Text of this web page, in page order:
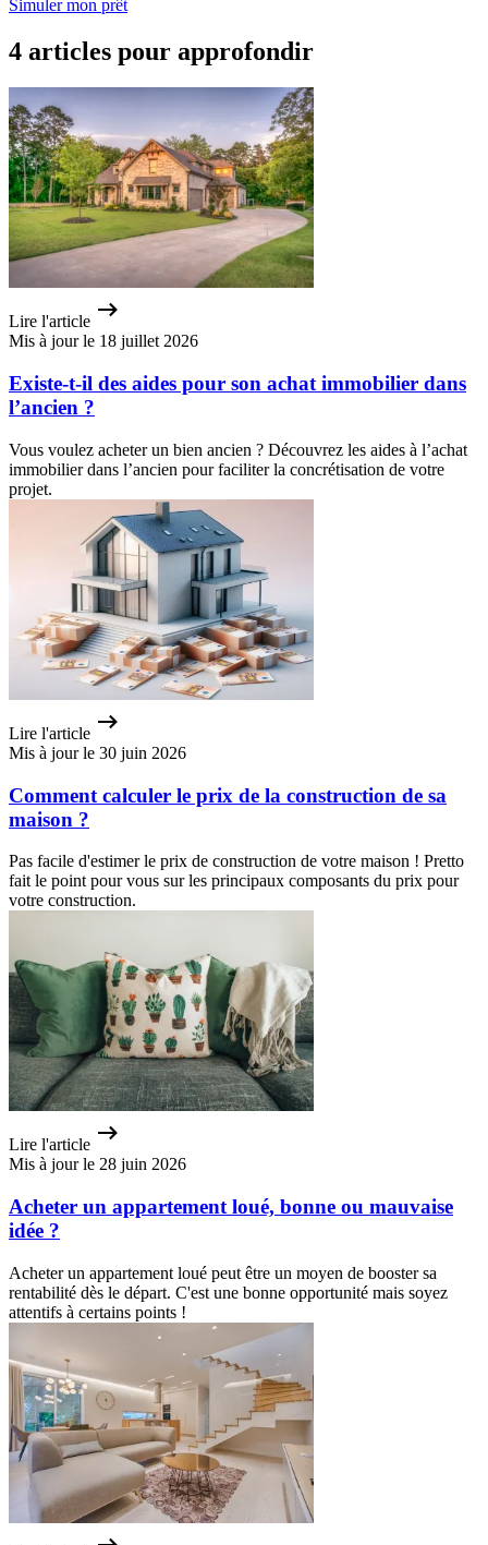
Simuler mon prêt
4 articles pour approfondir
Lire l'article
Mis à jour le 18 juillet 2026
Existe-t-il des aides pour son achat immobilier dans
l’ancien ?
Vous voulez acheter un bien ancien ? Découvrez les aides à l’achat
immobilier dans l’ancien pour faciliter la concrétisation de votre
projet.
Lire l'article
Mis à jour le 30 juin 2026
Comment calculer le prix de la construction de sa
maison ?
Pas facile d'estimer le prix de construction de votre maison ! Pretto
fait le point pour vous sur les principaux composants du prix pour
votre construction.
Lire l'article
Mis à jour le 28 juin 2026
Acheter un appartement loué, bonne ou mauvaise
idée ?
Acheter un appartement loué peut être un moyen de booster sa
rentabilité dès le départ. C'est une bonne opportunité mais soyez
attentifs à certains points !